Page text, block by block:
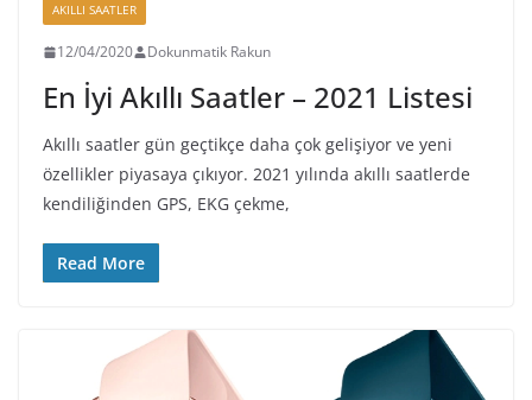
AKILLI SAATLER
12/04/2020 Dokunmatik Rakun
En İyi Akıllı Saatler – 2021 Listesi
Akıllı saatler gün geçtikçe daha çok gelişiyor ve yeni
özellikler piyasaya çıkıyor. 2021 yılında akıllı saatlerde
kendiliğinden GPS, EKG çekme,
Read More